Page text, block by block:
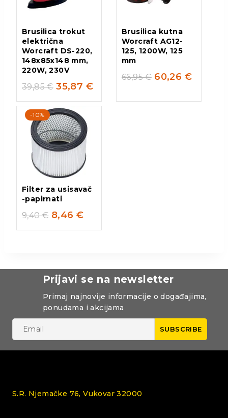
Brusilica trokut
električna
Worcraft DS-220,
148x85x148 mm,
220W, 230V
39,85€ 35,87 €
Brusilica kutna
Worcraft AG12-
125, 1200W, 125
mm
66,95€ 60,26 €
-10%
Filter za usisavač
-papirnati
9,40€ 8,46 €
Prijavi se na newsletter
Primaj najnovije informacije o događajima,
ponudama i akcijama
S.R. Njemačke 76, Vukovar 32000